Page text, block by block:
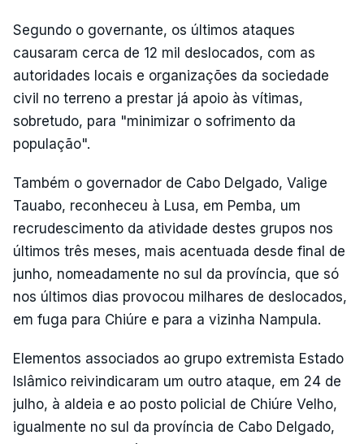
Segundo o governante, os últimos ataques
causaram cerca de 12 mil deslocados, com as
autoridades locais e organizações da sociedade
civil no terreno a prestar já apoio às vítimas,
sobretudo, para "minimizar o sofrimento da
população".
Também o governador de Cabo Delgado, Valige
Tauabo, reconheceu à Lusa, em Pemba, um
recrudescimento da atividade destes grupos nos
últimos três meses, mais acentuada desde final de
junho, nomeadamente no sul da província, que só
nos últimos dias provocou milhares de deslocados,
em fuga para Chiúre e para a vizinha Nampula.
Elementos associados ao grupo extremista Estado
Islâmico reivindicaram um outro ataque, em 24 de
julho, à aldeia e ao posto policial de Chiúre Velho,
igualmente no sul da província de Cabo Delgado,